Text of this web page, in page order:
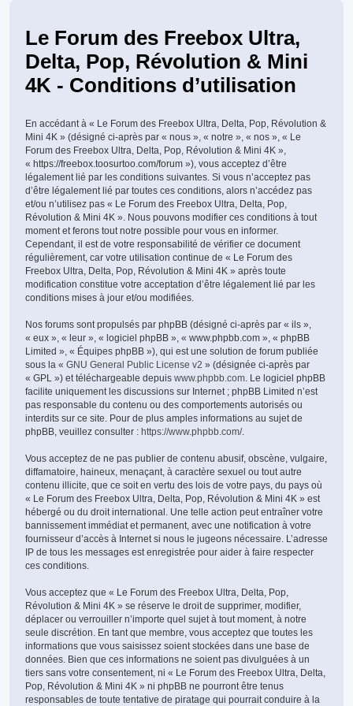
Le Forum des Freebox Ultra,
Delta, Pop, Révolution & Mini
4K - Conditions d’utilisation
En accédant à « Le Forum des Freebox Ultra, Delta, Pop, Révolution &
Mini 4K » (désigné ci-après par « nous », « notre », « nos », « Le
Forum des Freebox Ultra, Delta, Pop, Révolution & Mini 4K »,
« https://freebox.toosurtoo.com/forum »), vous acceptez d’être
légalement lié par les conditions suivantes. Si vous n’acceptez pas
d’être légalement lié par toutes ces conditions, alors n’accédez pas
et/ou n’utilisez pas « Le Forum des Freebox Ultra, Delta, Pop,
Révolution & Mini 4K ». Nous pouvons modifier ces conditions à tout
moment et ferons tout notre possible pour vous en informer.
Cependant, il est de votre responsabilité de vérifier ce document
régulièrement, car votre utilisation continue de « Le Forum des
Freebox Ultra, Delta, Pop, Révolution & Mini 4K » après toute
modification constitue votre acceptation d’être légalement lié par les
conditions mises à jour et/ou modifiées.
Nos forums sont propulsés par phpBB (désigné ci-après par « ils »,
« eux », « leur », « logiciel phpBB », « www.phpbb.com », « phpBB
Limited », « Équipes phpBB »), qui est une solution de forum publiée
sous la « GNU General Public License v2 » (désignée ci-après par
« GPL ») et téléchargeable depuis www.phpbb.com. Le logiciel phpBB
facilite uniquement les discussions sur Internet ; phpBB Limited n’est
pas responsable du contenu ou des comportements autorisés ou
interdits sur ce site. Pour de plus amples informations au sujet de
phpBB, veuillez consulter : https://www.phpbb.com/.
Vous acceptez de ne pas publier de contenu abusif, obscène, vulgaire,
diffamatoire, haineux, menaçant, à caractère sexuel ou tout autre
contenu illicite, que ce soit en vertu des lois de votre pays, du pays où
« Le Forum des Freebox Ultra, Delta, Pop, Révolution & Mini 4K » est
hébergé ou du droit international. Une telle action peut entraîner votre
bannissement immédiat et permanent, avec une notification à votre
fournisseur d’accès à Internet si nous le jugeons nécessaire. L’adresse
IP de tous les messages est enregistrée pour aider à faire respecter
ces conditions.
Vous acceptez que « Le Forum des Freebox Ultra, Delta, Pop,
Révolution & Mini 4K » se réserve le droit de supprimer, modifier,
déplacer ou verrouiller n’importe quel sujet à tout moment, à notre
seule discrétion. En tant que membre, vous acceptez que toutes les
informations que vous saisissez soient stockées dans une base de
données. Bien que ces informations ne soient pas divulguées à un
tiers sans votre consentement, ni « Le Forum des Freebox Ultra, Delta,
Pop, Révolution & Mini 4K » ni phpBB ne pourront être tenus
responsables de toute tentative de piratage qui pourrait conduire à la